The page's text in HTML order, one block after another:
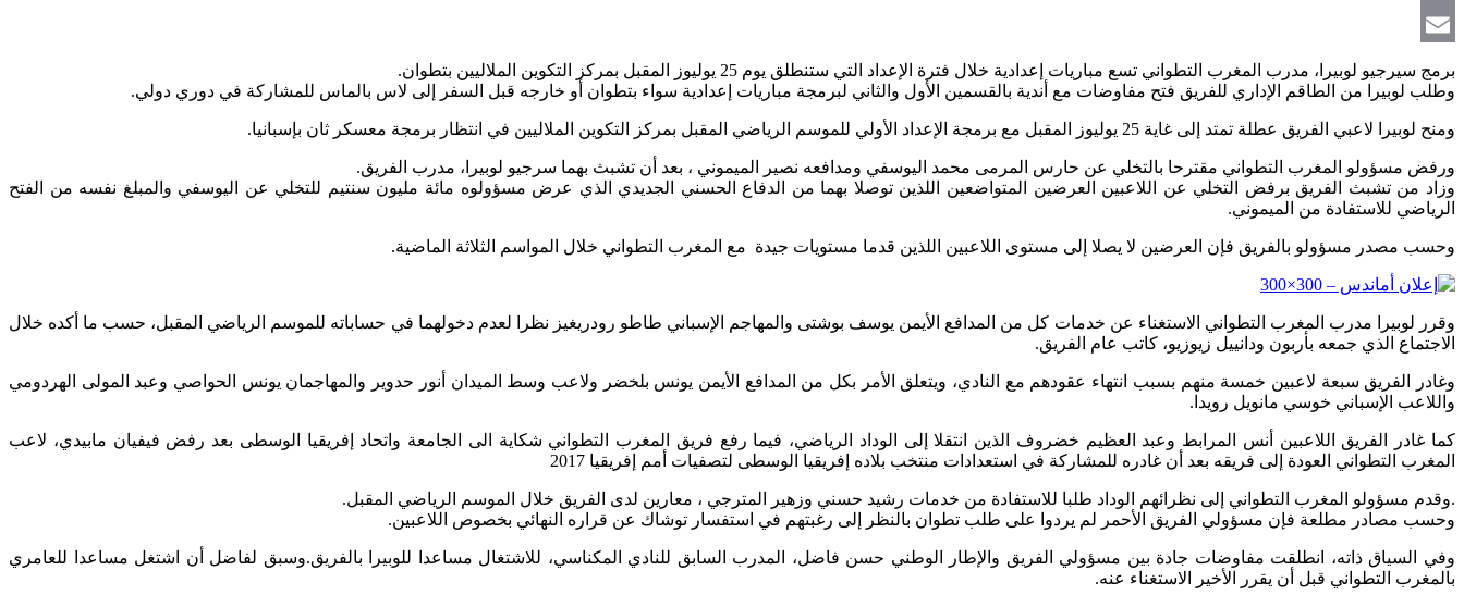
Link
Print
برمج سيرجيو لوبيرا، مدرب المغرب التطواني تسع مباريات إعدادية خلال فترة الإعداد التي ستنطلق يوم 25 يوليوز المقبل بمركز التكوين الملاليين بتطوان.
وطلب لوبيرا من الطاقم الإداري للفريق فتح مفاوضات مع أندية بالقسمين الأول والثاني لبرمجة مباريات إعدادية سواء بتطوان أو خارجه قبل السفر إلى لاس بالماس للمشاركة في دوري دولي.
ومنح لوبيرا لاعبي الفريق عطلة تمتد إلى غاية 25 يوليوز المقبل مع برمجة الإعداد الأولي للموسم الرياضي المقبل بمركز التكوين الملاليين في انتظار برمجة معسكر ثان بإسبانيا.
ورفض مسؤولو المغرب التطواني مقترحا بالتخلي عن حارس المرمى محمد اليوسفي ومدافعه نصير الميموني ، بعد أن تشبث بهما سرجيو لوبيرا، مدرب الفريق.
وزاد من تشبث الفريق برفض التخلي عن اللاعبين العرضين المتواضعين اللذين توصلا بهما من الدفاع الحسني الجديدي الذي عرض مسؤولوه مائة مليون سنتيم للتخلي عن اليوسفي والمبلغ نفسه من الفتح
الرياضي للاستفادة من الميموني.
وحسب مصدر مسؤولو بالفريق فإن العرضين لا يصلا إلى مستوى اللاعبين اللذين قدما مستويات جيدة مع المغرب التطواني خلال المواسم الثلاثة الماضية.
وقرر لوبيرا مدرب المغرب التطواني الاستغناء عن خدمات كل من المدافع الأيمن يوسف بوشتى والمهاجم الإسباني طاطو رودريغيز نظرا لعدم دخولهما في حساباته للموسم الرياضي المقبل، حسب ما أكده خلال
الاجتماع الذي جمعه بأربون ودانييل زيوزيو، كاتب عام الفريق.
وغادر الفريق سبعة لاعبين خمسة منهم بسبب انتهاء عقودهم مع النادي، ويتعلق الأمر بكل من المدافع الأيمن يونس بلخضر ولاعب وسط الميدان أنور حدوير والمهاجمان يونس الحواصي وعبد المولى الهردومي
واللاعب الإسباني خوسي مانويل رويدا.
كما غادر الفريق اللاعبين أنس المرابط وعبد العظيم خضروف الذين انتقلا إلى الوداد الرياضي، فيما رفع فريق المغرب التطواني شكاية الى الجامعة واتحاد إفريقيا الوسطى بعد رفض فيفيان مابيدي، لاعب
المغرب التطواني العودة إلى فريقه بعد أن غادره للمشاركة في استعدادات منتخب بلاده إفريقيا الوسطى لتصفيات أمم إفريقيا 2017
.وقدم مسؤولو المغرب التطواني إلى نظرائهم الوداد طلبا للاستفادة من خدمات رشيد حسني وزهير المترجي ، معارين لدى الفريق خلال الموسم الرياضي المقبل.
وحسب مصادر مطلعة فإن مسؤولي الفريق الأحمر لم يردوا على طلب تطوان بالنظر إلى رغبتهم في استفسار توشاك عن قراره النهائي بخصوص اللاعبين.
وفي السياق ذاته، انطلقت مفاوضات جادة بين مسؤولي الفريق والإطار الوطني حسن فاضل، المدرب السابق للنادي المكناسي، للاشتغال مساعدا للوبيرا بالفريق.وسبق لفاضل أن اشتغل مساعدا للعامري
بالمغرب التطواني قبل أن يقرر الأخير الاستغناء عنه.